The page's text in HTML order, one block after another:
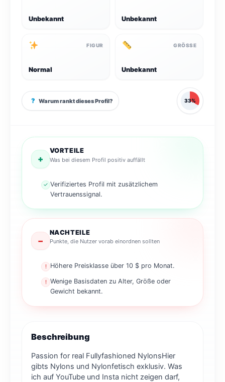
Unbekannt Unbekannt
FIGUR
Normal
GRÖSSE
Unbekannt
? Warum rankt dieses Profil? 33%
+
VORTEILE
Was bei diesem Profil positiv auffällt
✓ Verifiziertes Profil mit zusätzlichem
Vertrauenssignal.
−
NACHTEILE
Punkte, die Nutzer vorab einordnen sollten
! Höhere Preisklasse über 10 $ pro Monat.
! Wenige Basisdaten zu Alter, Größe oder
Gewicht bekannt.
Beschreibung
Passion for real Fullyfashioned NylonsHier
gibts Nylons und Nylonfetisch exklusiv. Was
ich auf YouTube und Insta nicht zeigen darf,